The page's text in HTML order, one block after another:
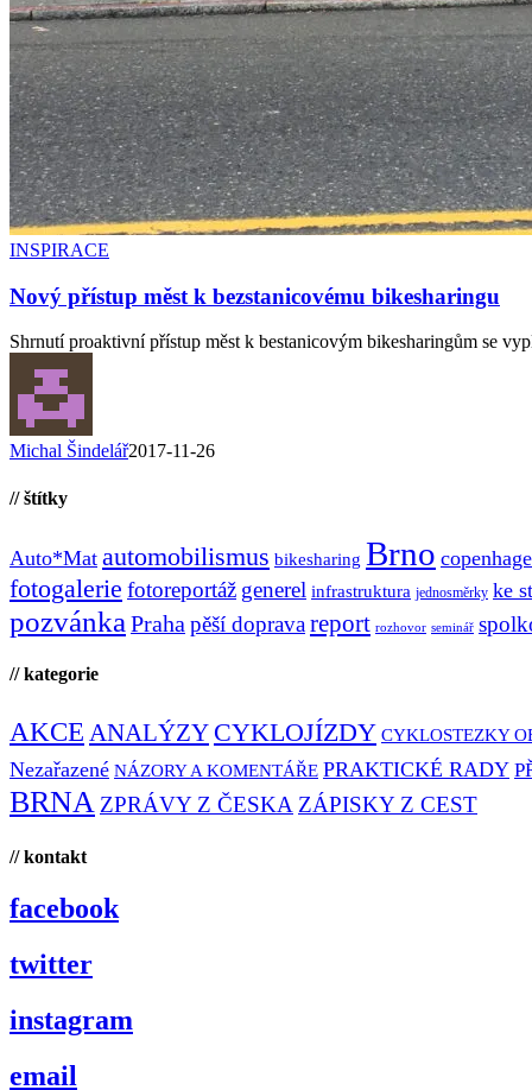
INSPIRACE
Nový přístup měst k bezstanicovému bikesharingu
Shrnutí proaktivní přístup měst k bestanicovým bikesharingům se
Michal Šindelář2017-11-26
// štítky
Auto*Mat automobilismus bikesharing Brno
fotogalerie fotoreportáž generel infrastruktura jednosměrky ke
pozvánka Praha pěší dopravareport rozhovor seminář
// kategorie
AKCE ANALÝZY CYKLOJÍZDY CYKLOSTEZKY
Nezařazené NÁZORY A KOMENTÁŘE PRAKTICKÉ RADY
BRNA ZPRÁVY Z ČESKA ZÁPISKY Z CEST
// kontakt
facebook
twitter
instagram
email